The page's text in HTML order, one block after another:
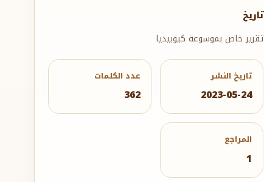
تاريخ
تقرير خاص بموسوعة كيوبيديا
تاريخ النشر
2023-05-24
عدد الكلمات
362
المراجع
1